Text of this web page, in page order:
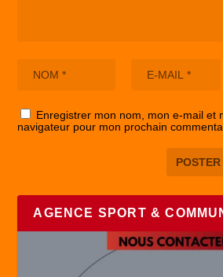
Enregistrer mon nom, mon e-mail et
navigateur pour mon prochain
AGENCE SPORT &